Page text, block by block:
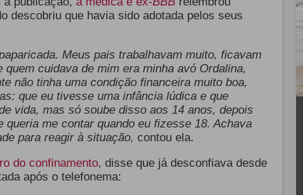
descobriu que havia sido adotada pelos seus
Meus pais trabalhavam muito, ficavam
cuidava de mim era minha avó Ordalina,
não tinha uma condição financeira muito boa,
que eu tivesse uma infância lúdica e que
vida, mas só soube disso aos 14 anos, depois
queria me contar quando eu fizesse 18. Achava
para reagir à situação, contou ela.
do confinamento, disse que já desconfiava desde
após o telefonema: